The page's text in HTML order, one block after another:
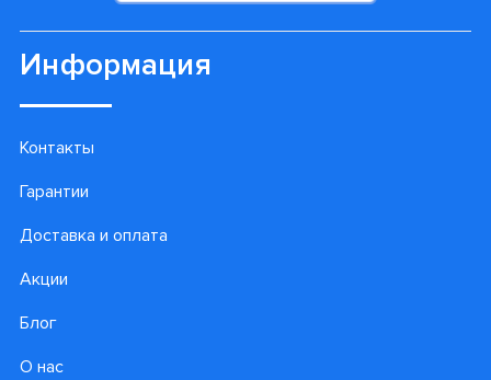
Информация
Контакты
Гарантии
Доставка и оплата
Акции
Блог
О нас